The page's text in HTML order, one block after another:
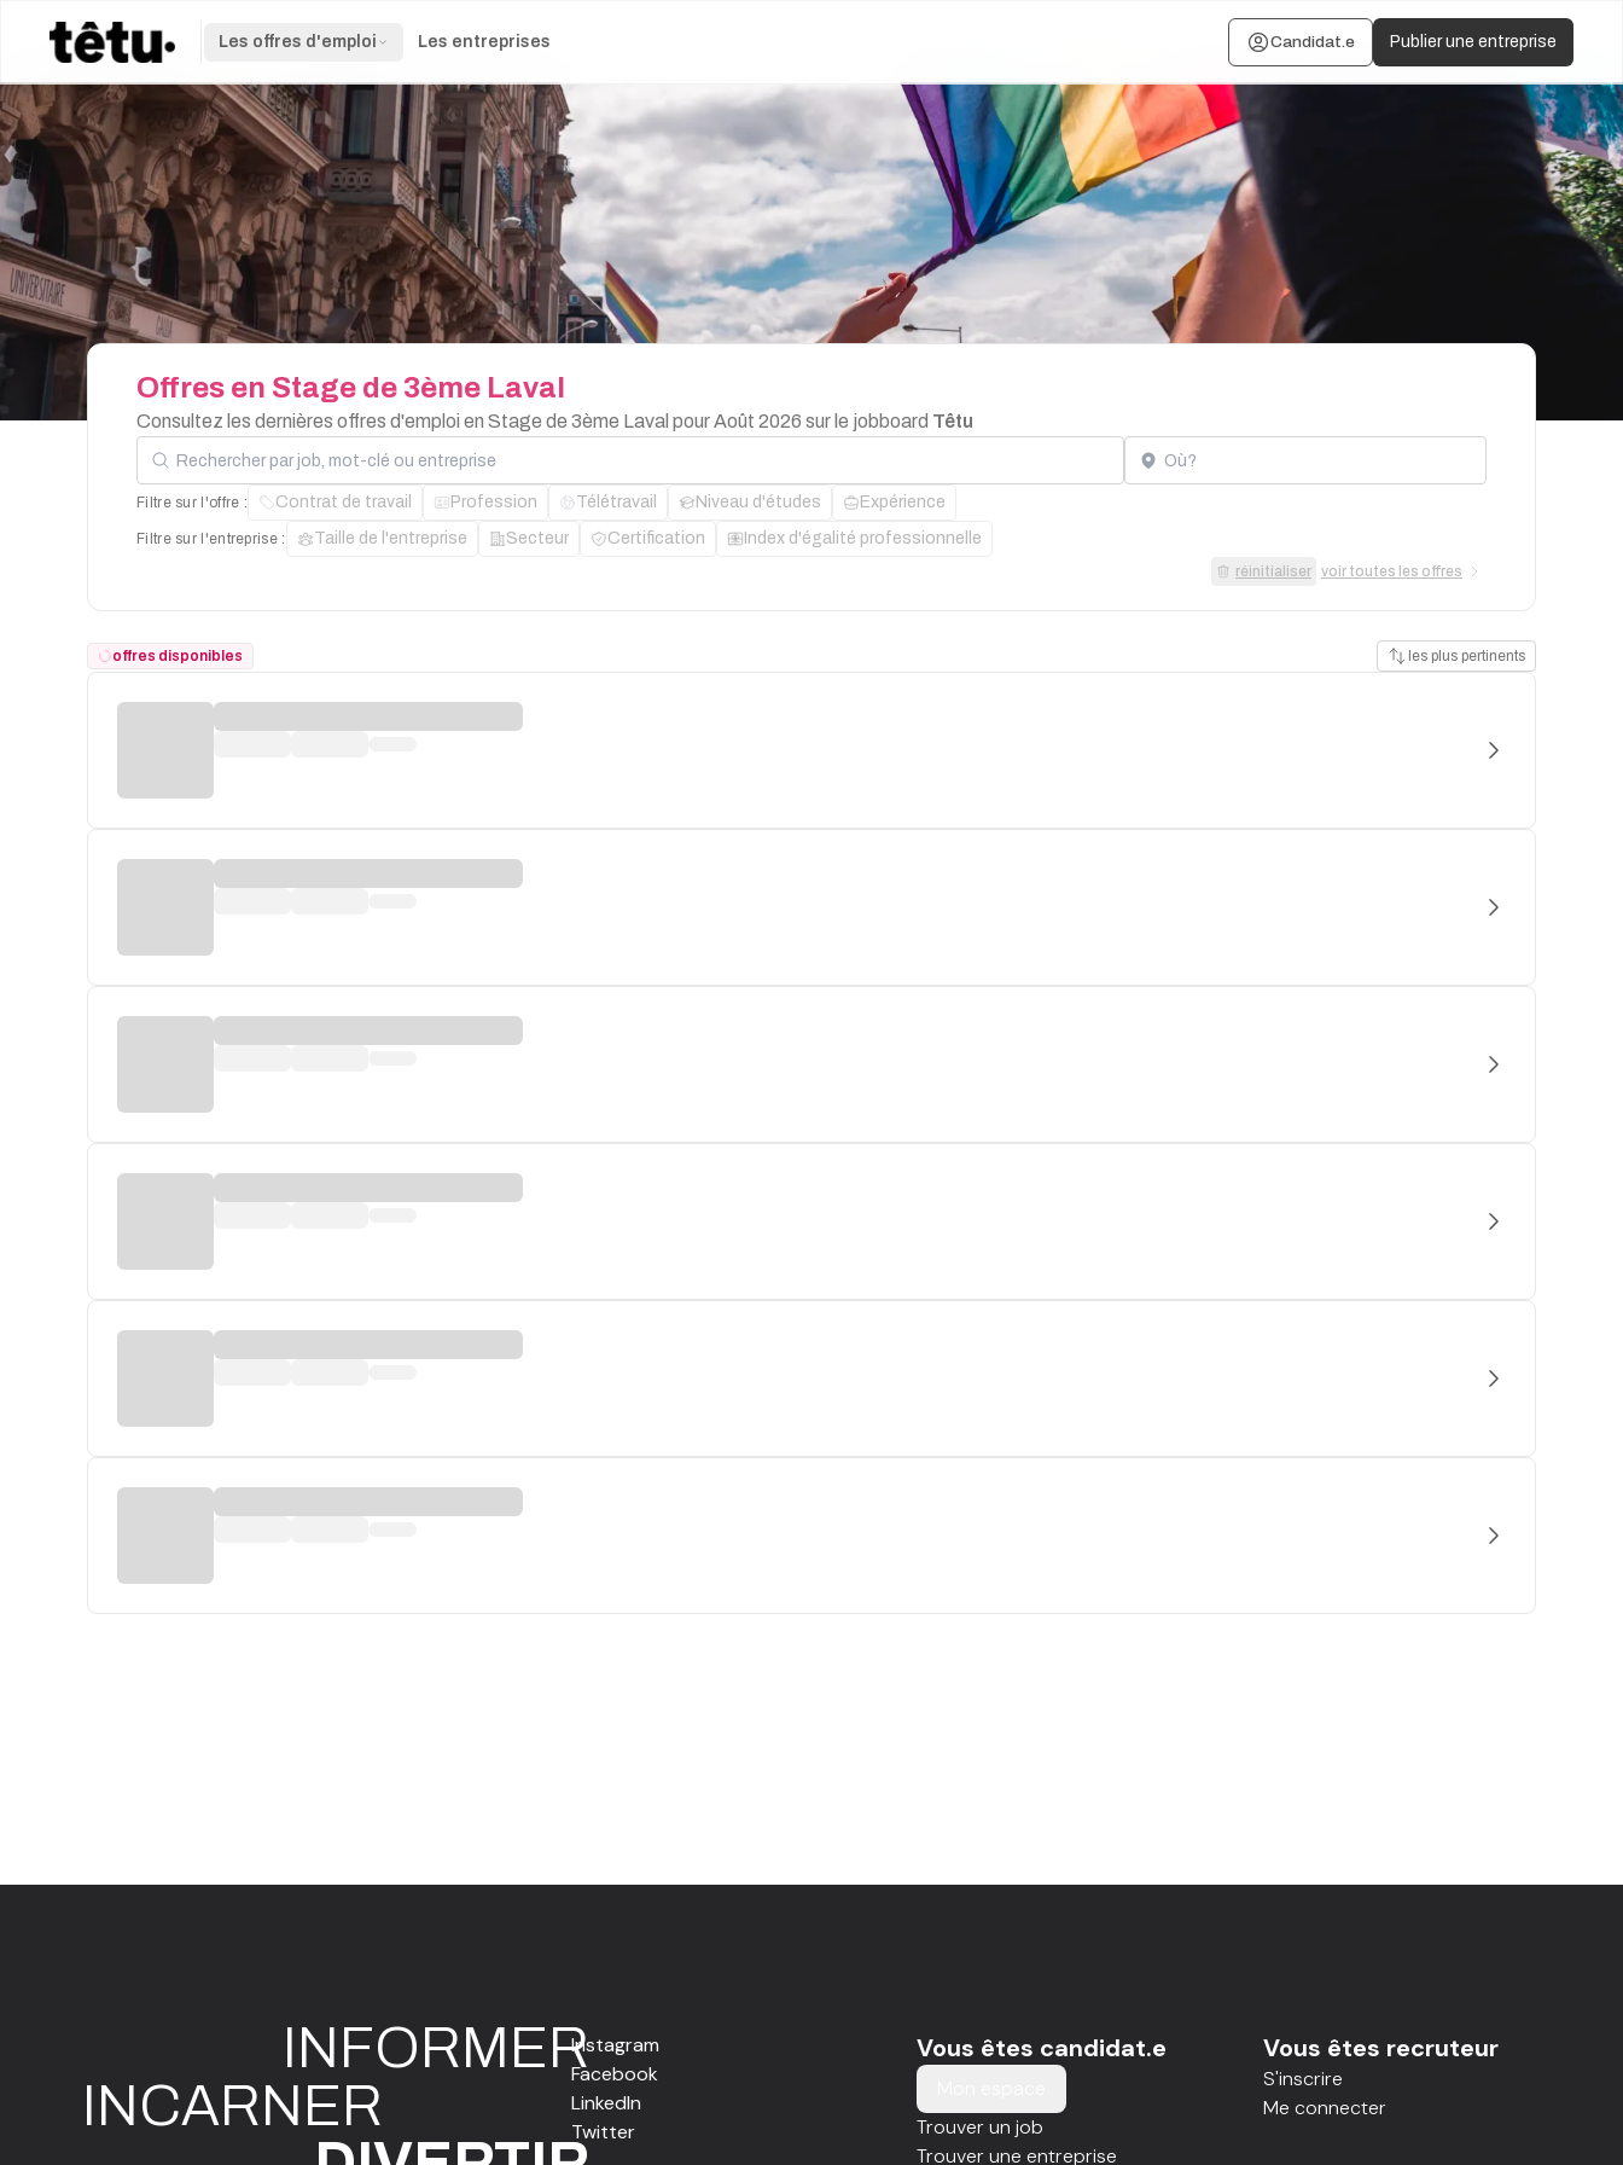
Les offres d'emploi Les entreprises Candidat.e Publier une entreprise
Offres en Stage de 3ème Laval
Consultez les dernières offres d'emploi en Stage de 3ème Laval pour Août 2026 sur le jobboard Têtu
Rechercher par job, mot-clé ou entreprise Localisation
Filtre sur l'offre : Contrat de travail Profession Télétravail Niveau d'études Expérience
Filtre sur l'entreprise : Taille de l'entreprise Secteur Certification Index d'égalité professionnelle
réinitialiser voir toutes les offres
offres disponibles les plus pertinents
INFORMER
INCARNER
Instagram
Facebook
LinkedIn
Twitter
Vous êtes candidat.e
Trouver un job
Trouver une entreprise
Vous êtes recruteur
S'inscrire
Me connecter